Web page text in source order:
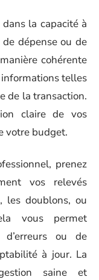
la capacité à
dépense ou de
cohérente
telles
de la transaction.
claire de vos
votre budget.
prenez
vos relevés
les doublons, ou
vous permet
d’erreurs ou de
à jour. La
saine et